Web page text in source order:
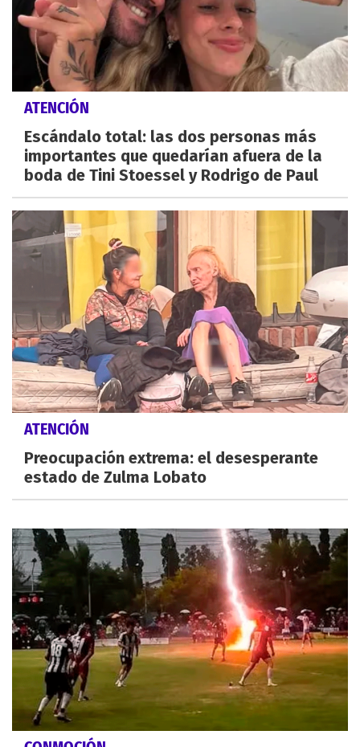
ATENCIÓN
Escándalo total: las dos personas más
importantes que quedarían afuera de la
boda de Tini Stoessel y Rodrigo de Paul
ATENCIÓN
Preocupación extrema: el desesperante
estado de Zulma Lobato